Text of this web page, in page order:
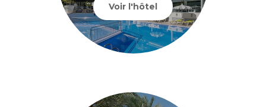
Voir l'hôtel